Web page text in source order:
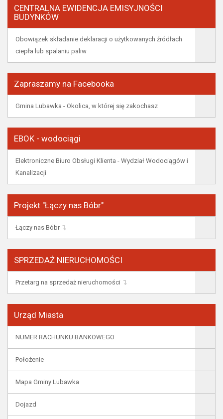
CENTRALNA EWIDENCJA EMISYJNOŚCI
BUDYNKÓW
Obowiązek składanie deklaracji o użytkowanych źródłach
ciepła lub spalaniu paliw
Zapraszamy na Facebooka
Gmina Lubawka - Okolica, w której się zakochasz
EBOK - wodociągi
Elektroniczne Biuro Obsługi Klienta - Wydział Wodociągów i
Kanalizacji
Projekt "Łączy nas Bóbr"
Łączy nas Bóbr
SPRZEDAŻ NIERUCHOMOŚCI
Przetarg na sprzedaż nieruchomości
Urząd Miasta
NUMER RACHUNKU BANKOWEGO
Położenie
Mapa Gminy Lubawka
Dojazd